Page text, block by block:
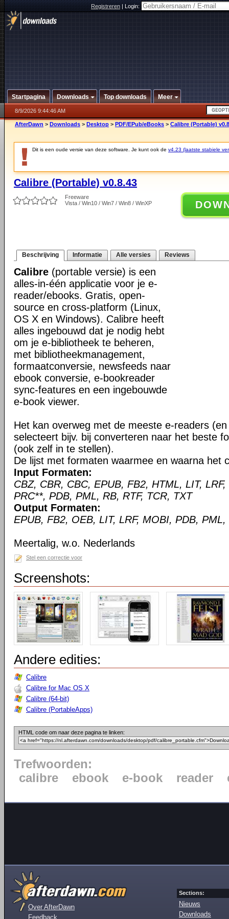
Registreren|Login:
Startpagina Downloads Top downloads Meer
8/9/2026 9:44:46 AM
AfterDawn > Downloads > Desktop > PDF/EPub/eBooks > Calibre (Portable)
Dit is een oude versie van deze software. Je kunt ook de v4.23 (laatste stabiele
Calibre (Portable) v0.8.43
Freeware
Vista / Win10 / Win7 / Win8 / WinXP
Beschrijving Informatie Alle versies Reviews
Calibre (portable versie) is een
alles-in-één applicatie voor je e-
reader/ebooks. Gratis, open-
source en cross-platform (Linux,
OS X en Windows). Calibre heeft
alles ingebouwd dat je nodig hebt
om je e-bibliotheek te beheren,
met bibliotheekmanagement,
formaatconversie, newsfeeds naar
ebook conversie, e-bookreader
sync-features en een ingebouwde
e-book viewer.
Het kan overweg met de meeste e-readers
selecteert bijv. bij converteren naar het beste
(ook zelf in te stellen).
De lijst met formaten waarmee en waarna het
Input Formaten:
CBZ, CBR, CBC, EPUB, FB2, HTML, LIT,
PRC**, PDB, PML, RB, RTF, TCR, TXT
Output Formaten:
EPUB, FB2, OEB, LIT, LRF, MOBI, PDB,
Meertalig, w.o. Nederlands
Stel een correctie voor
Screenshots:
Andere edities:
Calibre
Calibre for Mac OS X
Calibre (64-bit)
Calibre (PortableApps)
HTML code om naar deze pagina te linken:
Trefwoorden:
calibre
ebook e-book reader
Over AfterDawn
Feedback
Sections:
Nieuws
Downloads